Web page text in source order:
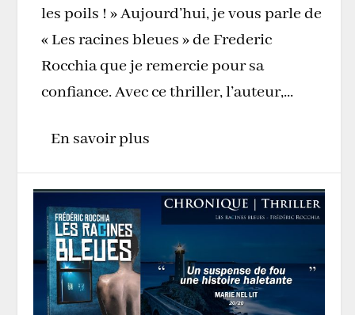
les poils ! » Aujourd’hui, je vous parle de
« Les racines bleues » de Frederic
Rocchia que je remercie pour sa
confiance. Avec ce thriller, l’auteur,...
En savoir plus